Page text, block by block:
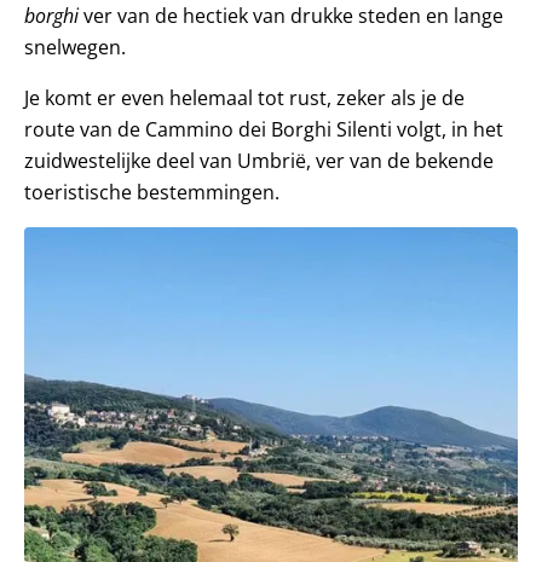
borghiver van de hectiek van drukke steden en lange
snelwegen.
Je komt er even helemaal tot rust, zeker als je de
route van de Cammino dei Borghi Silenti volgt, in het
zuidwestelijke deel van Umbrië, ver van de bekende
toeristische bestemmingen.